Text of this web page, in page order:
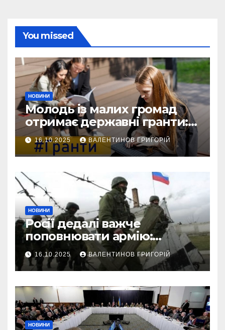
You missed
НОВИНИ
Молодь із малих громад
отримає державні гранти:
виплати сягатимуть 200
тисяч гривень
16.10.2025 ВАЛЕНТИНОВ ГРИГОРІЙ
НОВИНИ
Росії дедалі важче
поповнювати армію:
військовий пояснив
приховані причини
16.10.2025 ВАЛЕНТИНОВ ГРИГОРІЙ
НОВИНИ